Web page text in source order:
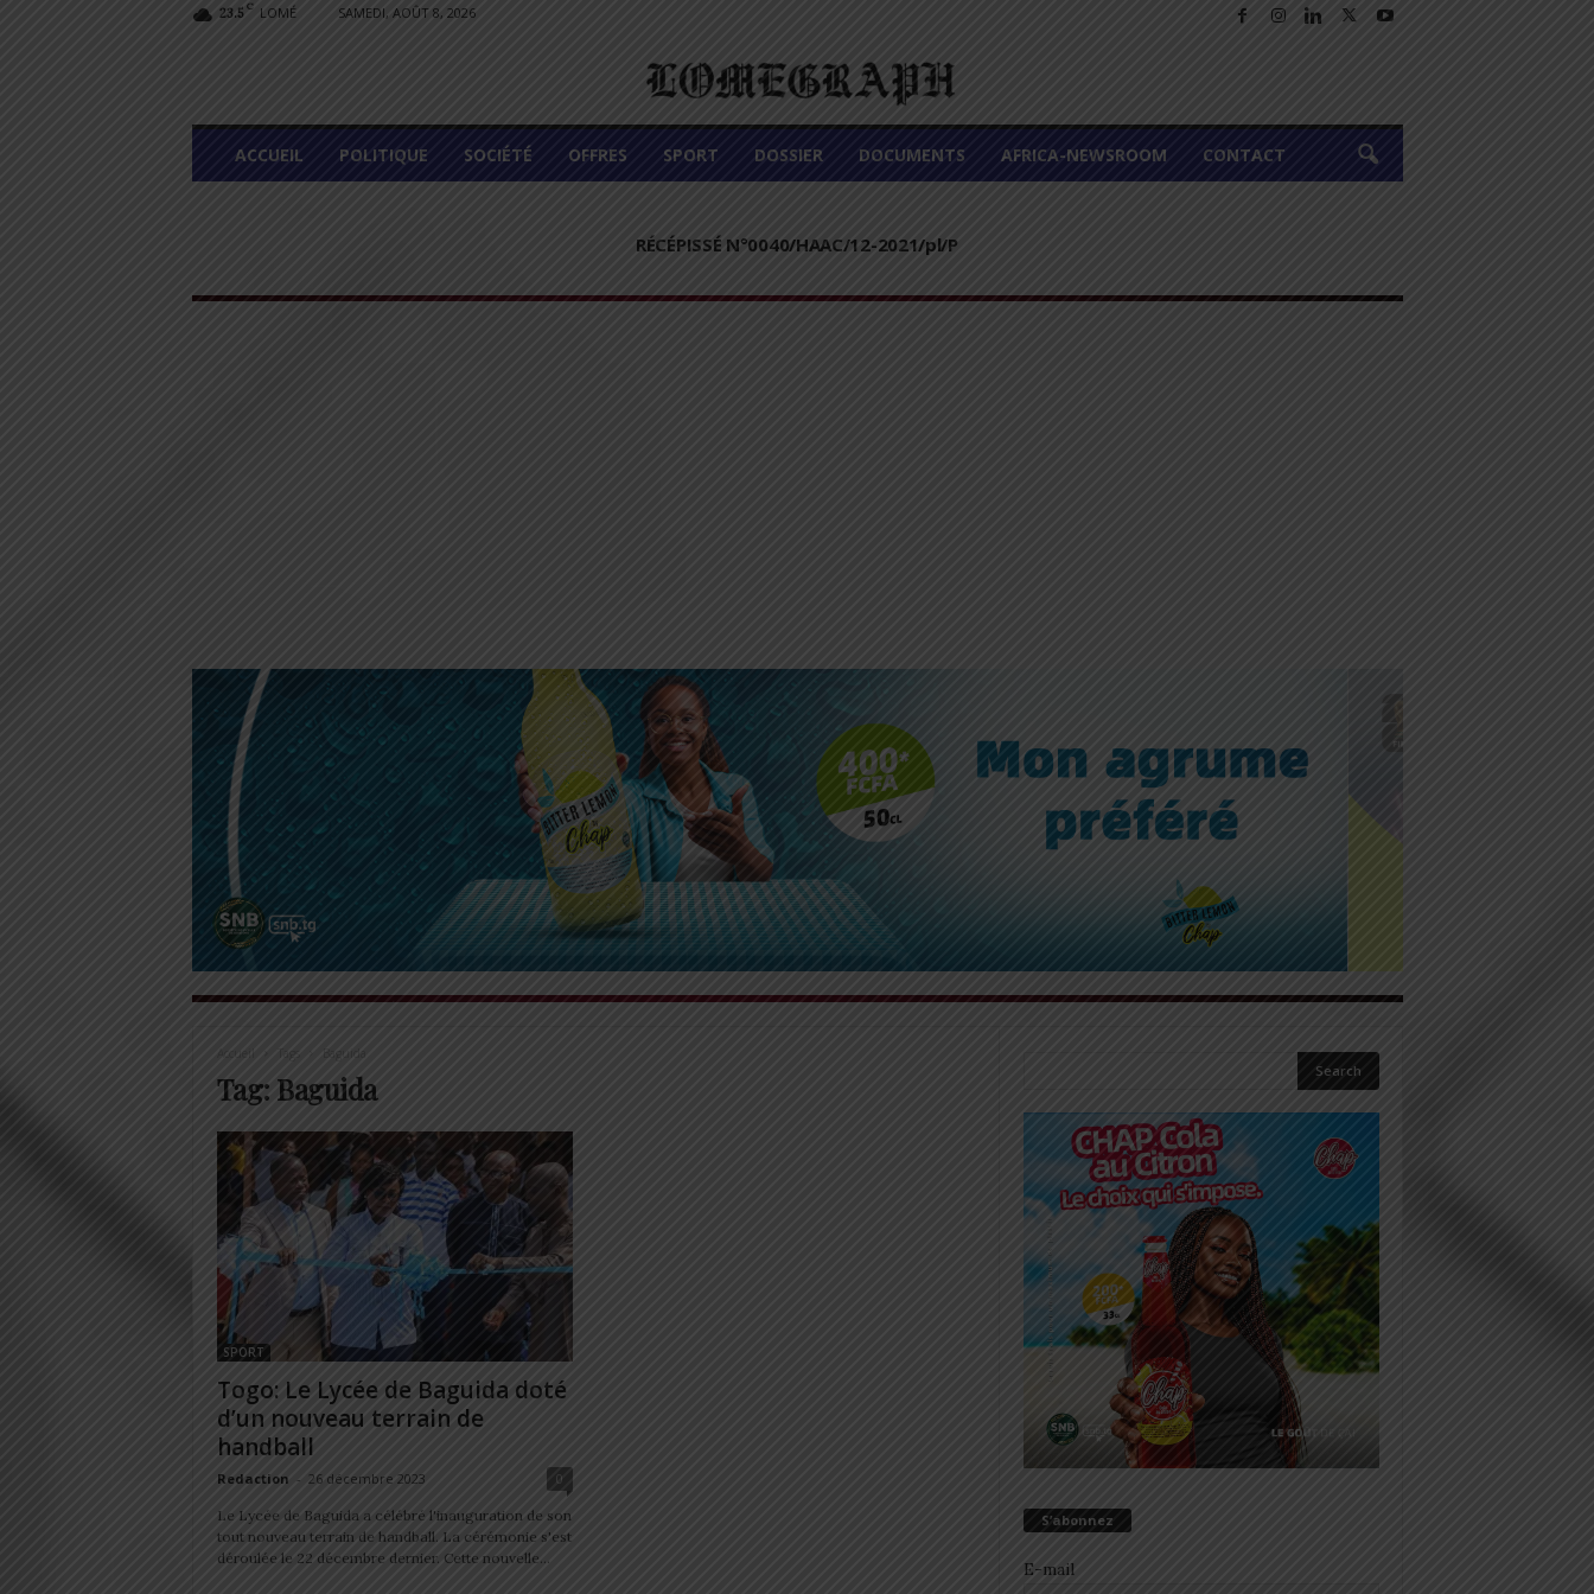
23.5 C LOMÉ SAMEDI, AOÛT 8, 2026
L
M
ACCUEIL POLITIQUE SOCIÉTÉ OFFRES SPORT DOSSIER DOCUMENTS AFRICA-NEWSROOM CONTACT
RÉCÉPISSÉ N°0040/HAAC/12-2021/pl/P
Accueil Tags Baguida
Tag: Baguida
SPORT
Togo: Le Lycée de Baguida doté
d’un nouveau terrain de
handball
Redaction - 26 décembre 2023 0
Le Lycée de Baguida a célébré l'inauguration de son
tout nouveau terrain de handball. La cérémonie s'est
déroulée le 22 décembre dernier. Cette nouvelle...
S’abonnez
E-mail